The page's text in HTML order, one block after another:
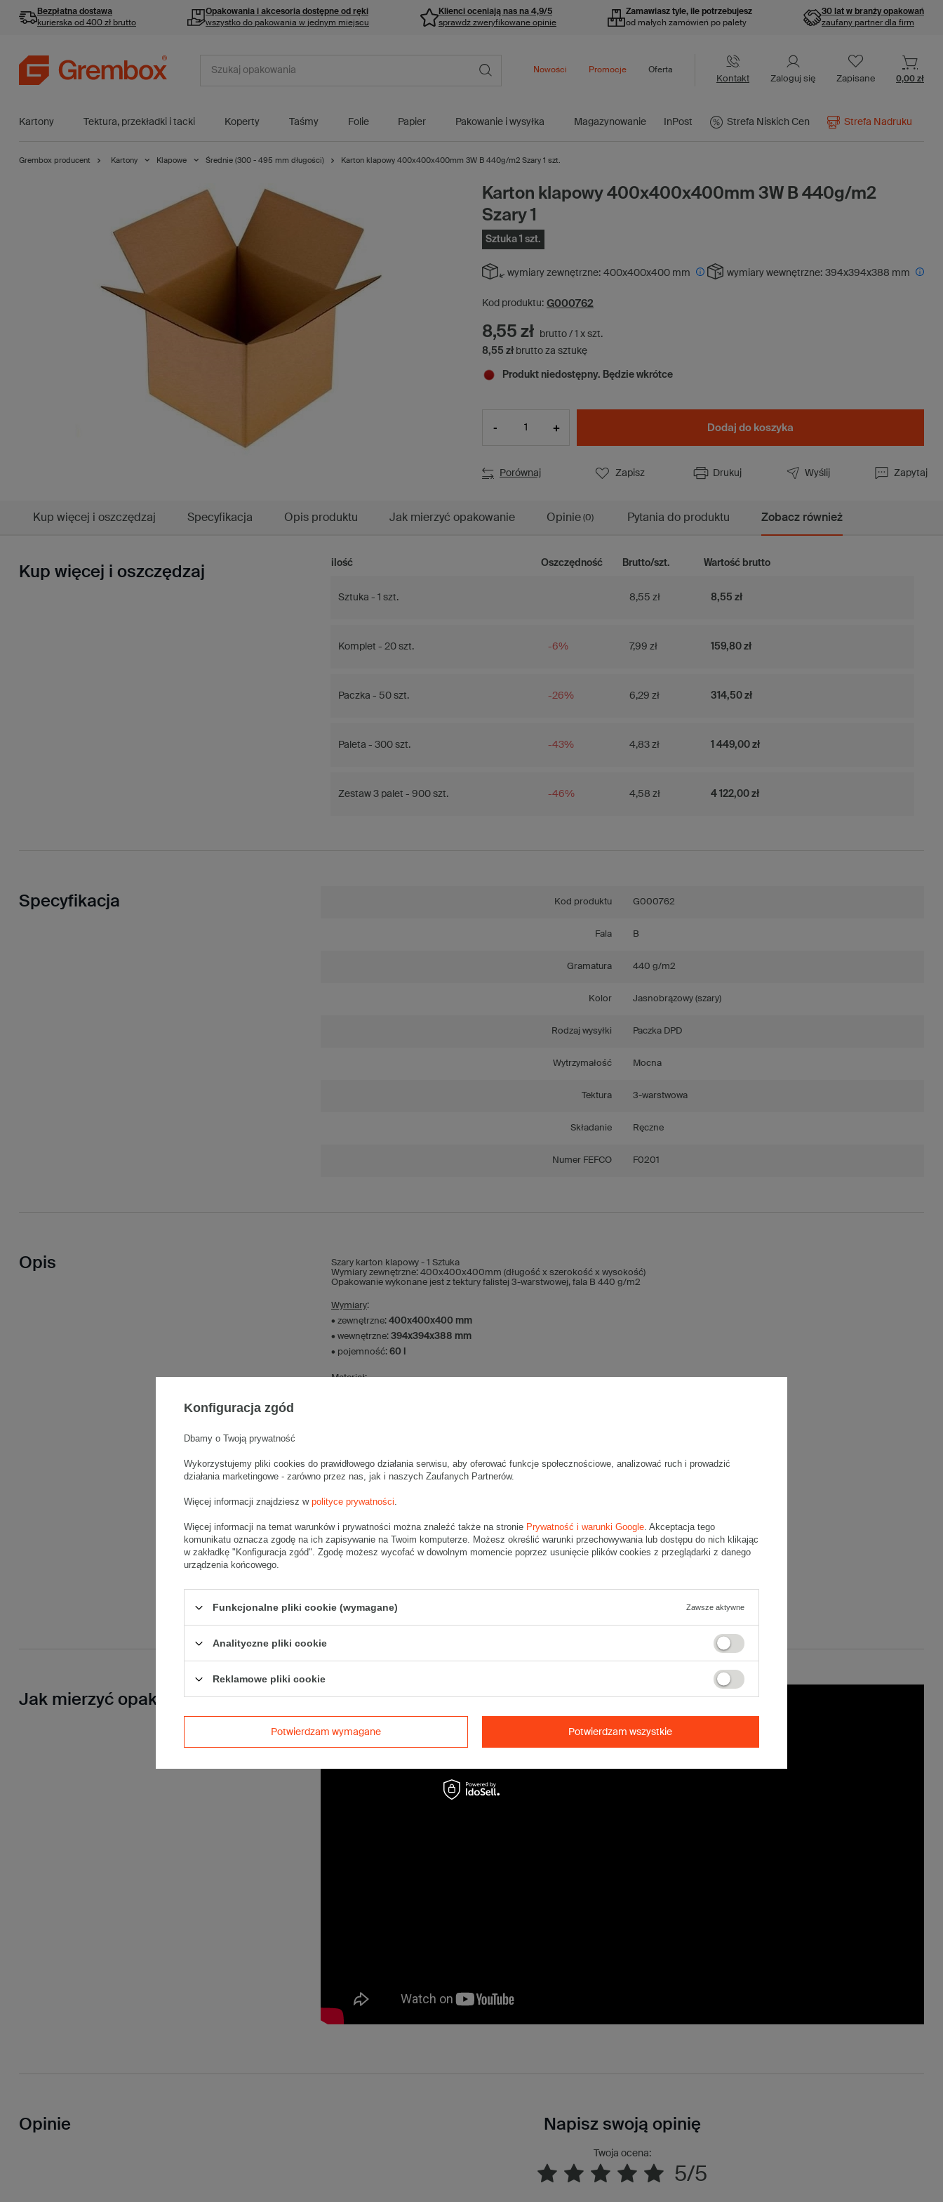
Bezpłatna dostawa
kurierska od 400 zł brutto
Opakowania i akcesoria dostępne od ręki
wszystko do pakowania w jednym miejscu
Klienci oceniają nas na 4,9/5
sprawdź zweryfikowane opinie
Zamawiasz tyle, ile potrzebujesz
od małych zamówień po palety
30 lat w branży opakowań
zaufany partner dla firm
Kontakt Zaloguj się Zapisane 0,00 zł
Kartony Tektura, przekładki i tacki Koperty Taśmy Folie Papier Pakowanie i wysyłka Magazynowanie InPost Strefa Niskich Cen Strefa Nadruku
Nowości Promocje Oferta
Grembox producent Kartony Klapowe Średnie (300 - 495 mm długości) Karton klapowy 400x400x400mm 3W B 440g/m2 Szary 1 szt.
Karton klapowy 400x400x400mm 3W B 440g/m2
Szary 1
Sztuka 1 szt.
wymiary zewnętrzne: 400x400x400 mm wymiary wewnętrzne: 394x394x388 mm
Kod produktu: G000762
8,55 zł brutto / 1 x szt.
8,55 zł brutto za sztukę
Produkt niedostępny. Będzie wkrótce
- + Dodaj do koszyka
Porównaj Zapisz Drukuj Wyślij Zapytaj
Kup więcej i oszczędzaj Specyfikacja Opis produktu Jak mierzyć opakowanie Opinie (0) Pytania do produktu Zobacz również
Kup więcej i oszczędzaj
ilość Oszczędność Brutto/szt. Wartość brutto
Sztuka - 1 szt. 8,55 zł 8,55 zł
Komplet - 20 szt. -6% 7,99 zł 159,80 zł
Paczka - 50 szt. -26% 6,29 zł 314,50 zł
Paleta - 300 szt. -43% 4,83 zł 1 449,00 zł
Zestaw 3 palet - 900 szt. -46% 4,58 zł 4 122,00 zł
Specyfikacja Kod produktu G000762
Fala B
Gramatura 440 g/m2
Kolor Jasnobrązowy (szary)
Rodzaj wysyłki Paczka DPD
Wytrzymałość Mocna
Tektura 3-warstwowa
Składanie Ręczne
Numer FEFCO F0201
Opis
Szary karton klapowy - 1 Sztuka
Wymiary zewnętrzne: 400x400x400mm (długość x szerokość x wysokość)
Opakowanie wykonane jest z tektury falistej 3-warstwowej, fala B 440 g/m2
Wymiary:
• zewnętrzne: 400x400x400 mm
• wewnętrzne: 394x394x388 mm
• pojemność: 60 l
Materiał:
Dodatkowe:
• waga jednostkowa (+/-5%):557 g
• typ fefco:
F0201
Karton nadaje się do pakowania wysyłek kurierskich:
• Poczta Polska Paczka B
• Pocztex L
Jak mierzyć opakowanie
Opinie Napisz swoją opinię
Twoja ocena:
5/5
Konfiguracja zgód
Dbamy o Twoją prywatność
Wykorzystujemy pliki cookies do prawidłowego działania serwisu, aby oferować funkcje społecznościowe, analizować ruch i prowadzić
działania marketingowe - zarówno przez nas, jak i naszych Zaufanych Partnerów.
Więcej informacji znajdziesz w polityce prywatności.
Więcej informacji na temat warunków i prywatności można znaleźć także na stronie Prywatność i warunki Google. Akceptacja tego
komunikatu oznacza zgodę na ich zapisywanie na Twoim komputerze. Możesz określić warunki przechowywania lub dostępu do nich klikając
w zakładkę "Konfiguracja zgód". Zgodę możesz wycofać w dowolnym momencie poprzez usunięcie plików cookies z przeglądarki z danego
urządzenia końcowego.
Funkcjonalne pliki cookie (wymagane) Zawsze aktywne
Analityczne pliki cookie
Reklamowe pliki cookie
Potwierdzam wymagane Potwierdzam wszystkie